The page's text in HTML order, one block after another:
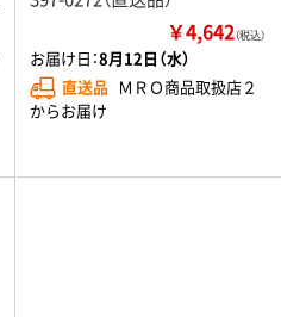
￥4,642（税込）
お届け日：8月12日（水）
直送品 ＭＲＯ商品取扱店２
からお届け